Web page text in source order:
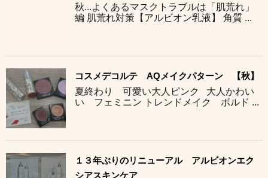
秋...よくあるマスクトラブルは「肌荒れ」
編 肌荒れ対策【アルビオン乳液】 角質 ...
コスメデコルテ AQメイクパターン 【秋】
夏終わり 可愛い大人ピンク 大人かわい
い フェミニン トレンドメイク ボルド ...
１３年ぶりのリニューアル アルビオンエク
シアスキンケア